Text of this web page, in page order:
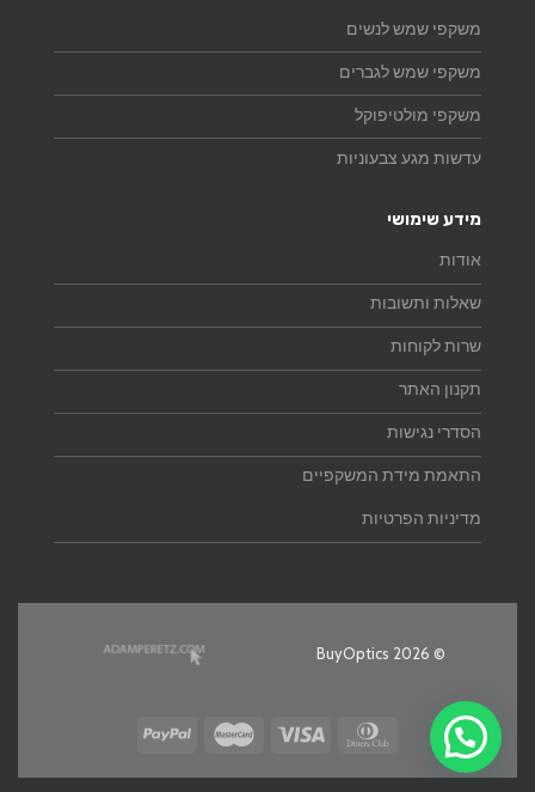
משקפי שמש לנשים
משקפי שמש לגברים
משקפי מולטיפוקל
עדשות מגע צבעוניות
מידע שימושי
אודות
שאלות ותשובות
שרות לקוחות
תקנון האתר
הסדרי נגישות
התאמת מידת המשקפיים
מדיניות הפרטיות
© 2026 BuyOptics